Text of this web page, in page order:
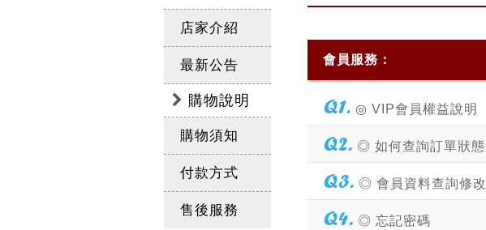
店家介紹
最新公告
購物說明
購物須知
付款方式
售後服務
會員服務：
Q1. ◎ VIP會員權益說明
Q2. ◎ 如何查詢訂單狀態
Q3. ◎ 會員資料查詢修改
Q4. ◎ 忘記密碼